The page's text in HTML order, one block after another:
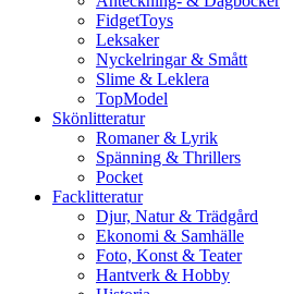
FidgetToys
Leksaker
Nyckelringar & Smått
Slime & Leklera
TopModel
Skönlitteratur
Romaner & Lyrik
Spänning & Thrillers
Pocket
Facklitteratur
Djur, Natur & Trädgård
Ekonomi & Samhälle
Foto, Konst & Teater
Hantverk & Hobby